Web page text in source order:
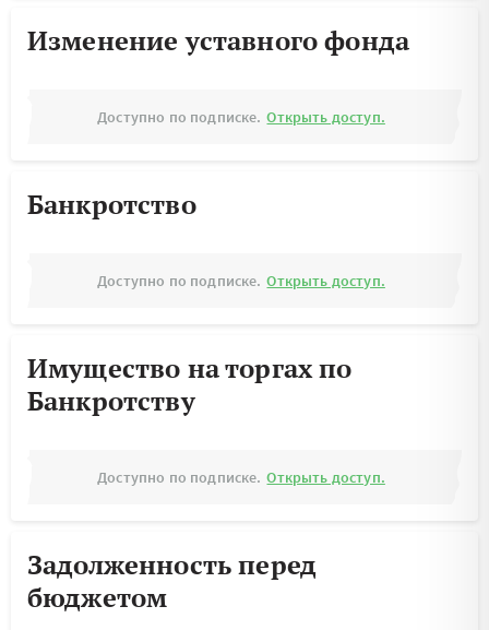
Изменение уставного фонда
Доступно по подписке. Открыть доступ.
Банкротство
Доступно по подписке. Открыть доступ.
Имущество на торгах по
Банкротству
Доступно по подписке. Открыть доступ.
Задолженность перед
бюджетом